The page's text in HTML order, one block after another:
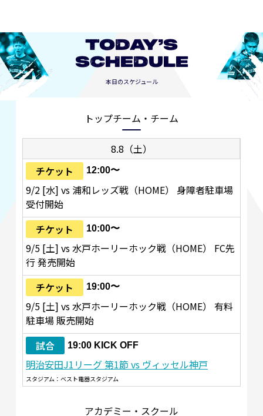
TODAY’S
SCHEDULE
本日のスケジュール
トップチーム・チーム
8.8（土）
チケット
12:00〜
9/2 [水] vs 浦和レッズ戦（HOME） 身障者駐車場
受付開始
チケット
10:00〜
9/5 [土] vs 水戸ホーリーホック戦（HOME） FC先
行 発売開始
チケット
19:00〜
9/5 [土] vs 水戸ホーリーホック戦（HOME） 有料
駐車場 販売開始
試合
19:00 KICK OFF
明治安田J1リーグ 第1節 vs ヴィッセル神戸
スタジアム：ベスト電器スタジアム
アカデミー・スクール